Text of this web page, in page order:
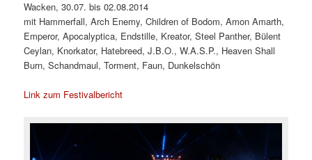
Wacken, 30.07. bis 02.08.2014
mit Hammerfall, Arch Enemy, Children of Bodom, Amon Amarth,
Emperor, Apocalyptica, Endstille, Kreator, Steel Panther, Bülent
Ceylan, Knorkator, Hatebreed, J.B.O., W.A.S.P., Heaven Shall
Burn, Schandmaul, Torment, Faun, Dunkelschön
Link zum Festivalbericht